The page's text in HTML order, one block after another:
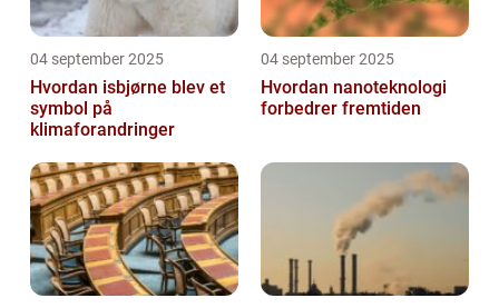
04 september 2025
Hvordan isbjørne blev et
symbol på
klimaforandringer
04 september 2025
Hvordan nanoteknologi
forbedrer fremtiden